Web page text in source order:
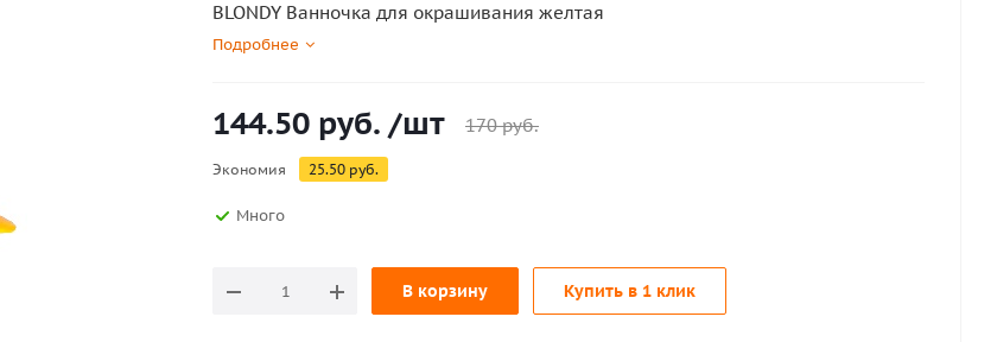
BLONDY Ванночка для окрашивания желтая
Подробнее
144.50 руб. /шт 170руб.
Экономия 25.50 руб.
Много
В корзину Купить в 1 клик